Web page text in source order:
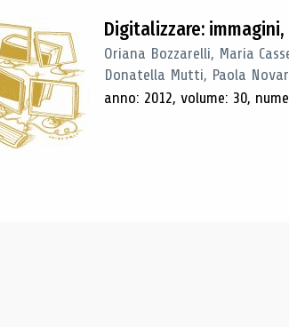
Digitalizzare:
Oriana Bozzarelli, Maria
Donatella Mutti, Paola
anno: 2012, volume: 30,